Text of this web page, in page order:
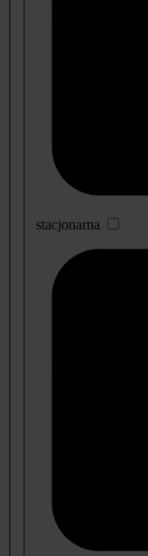
stacjonarna